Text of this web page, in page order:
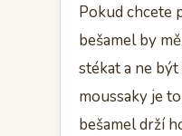
Pokud chcete
bešamel by
stékat a ne
moussaky je
bešamel drží